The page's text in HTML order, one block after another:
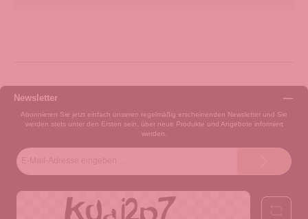
Newsletter
Abonnieren Sie jetzt einfach unseren regelmäßig erscheinenden Newsletter und Sie
werden stets unter den Ersten sein, über neue Produkte und Angebote informiert
werden.